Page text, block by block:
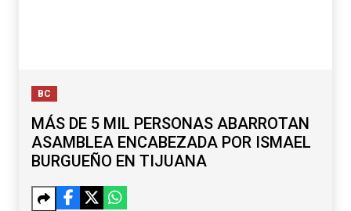
BC
MÁS DE 5 MIL PERSONAS ABARROTAN
ASAMBLEA ENCABEZADA POR ISMAEL
BURGUEÑO EN TIJUANA